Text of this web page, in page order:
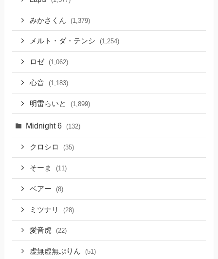
みかさくん (1,379)
メルト・ダ・テンシ (1,254)
ロゼ (1,062)
心音 (1,183)
明雷らいと (1,899)
Midnight 6 (132)
クロシロ (35)
そーま (11)
ベアー (8)
ミツナリ (28)
愛音虎 (22)
虚無虚無ぷりん (51)